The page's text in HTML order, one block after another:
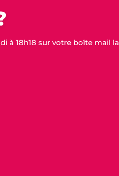
à 18h18 sur votre boîte mail la